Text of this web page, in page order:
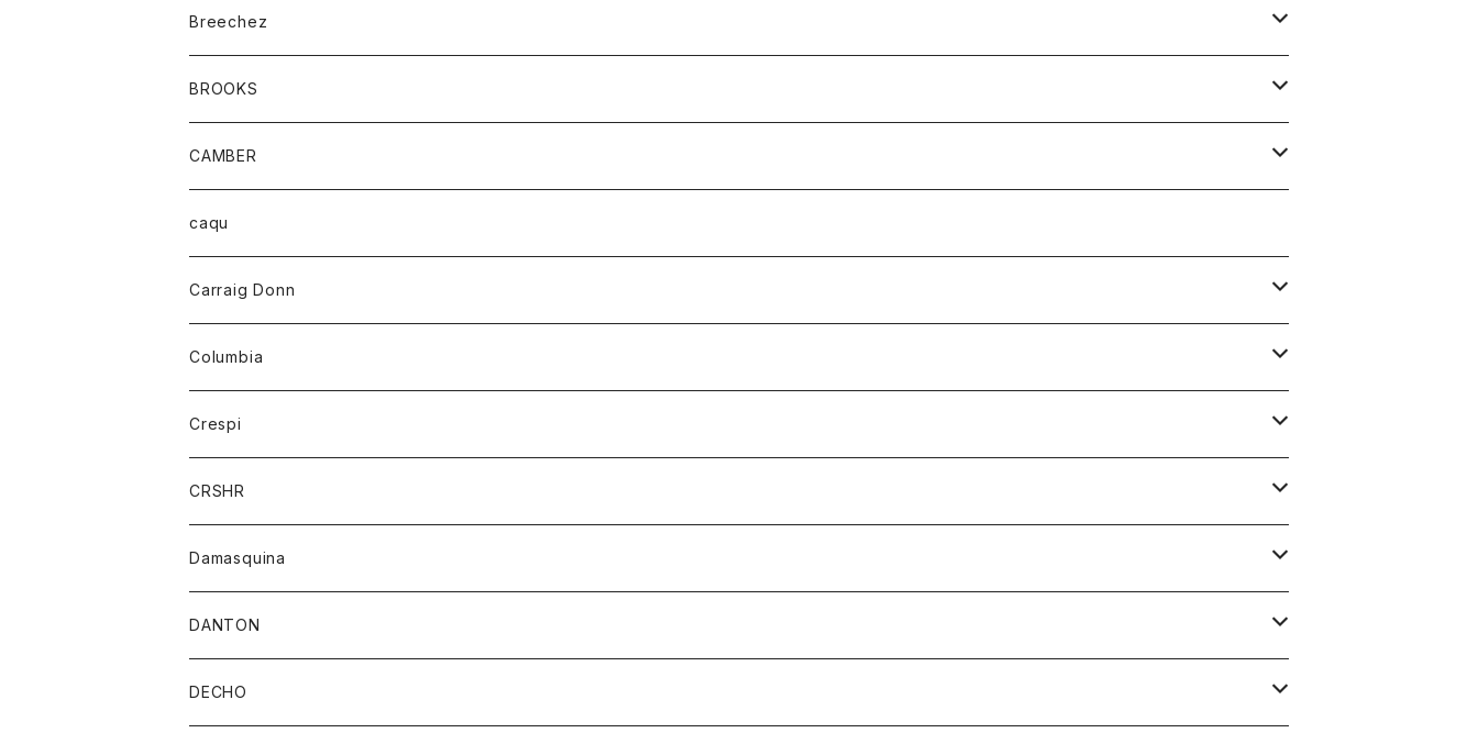
ベルト
Tシャツ
グッズ
アンダーウェアー
カードホルダー
チーフ
バンダナ
トップス
カーディガン
トレーナー
パーカー
ボトム
オーバーオール
ショートパンツ
レディース
オーバーオール
カーディガン
Tシャツ
パーカー
Breechez
シャツ
BROOKS
グッズ
靴
CAMBER
トップス
ハーフスリーブTシャツ
caqu
Carraig Donn
ニット
Columbia
アウター
ジャケット
Crespi
ジャケット
ワンピース
ブラウス
CRSHR
キャップ
Damasquina
ウォレット
カードケース
DANTON
アウター
DECHO